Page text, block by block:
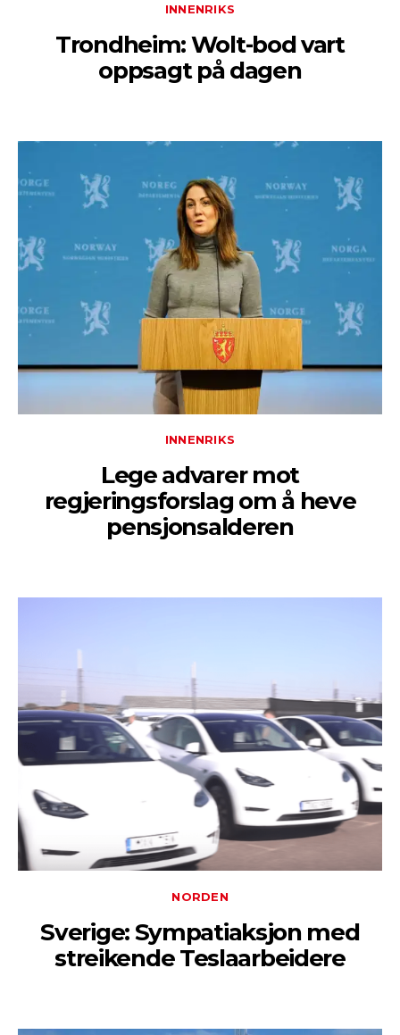
INNENRIKS
Trondheim: Wolt-bod vart
oppsagt på dagen
INNENRIKS
Lege advarer mot
regjeringsforslag om å heve
pensjonsalderen
NORDEN
Sverige: Sympatiaksjon med
streikende Teslaarbeidere